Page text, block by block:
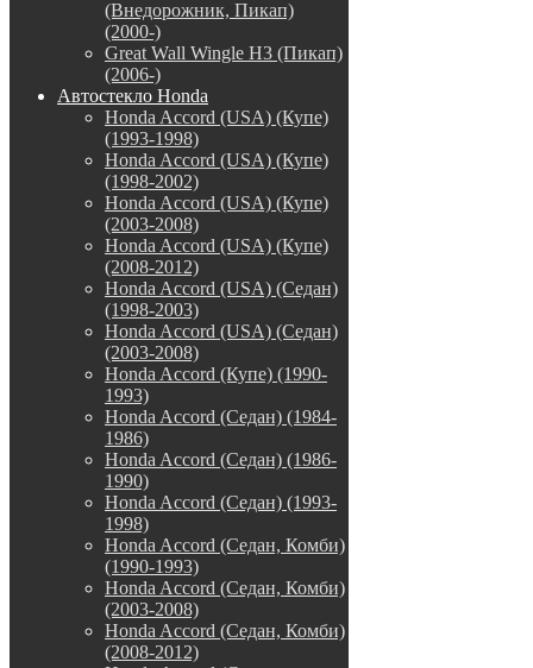
(Внедорожник, Пикап)
(2000-)
Great Wall Wingle H3 (Пикап)
(2006-)
Автостекло Honda
Honda Accord (USA) (Купе)
(1993-1998)
Honda Accord (USA) (Купе)
(1998-2002)
Honda Accord (USA) (Купе)
(2003-2008)
Honda Accord (USA) (Купе)
(2008-2012)
Honda Accord (USA) (Седан)
(1998-2003)
Honda Accord (USA) (Седан)
(2003-2008)
Honda Accord (Купе) (1990-
1993)
Honda Accord (Седан) (1984-
1986)
Honda Accord (Седан) (1986-
1990)
Honda Accord (Седан) (1993-
1998)
Honda Accord (Седан, Комби)
(1990-1993)
Honda Accord (Седан, Комби)
(2003-2008)
Honda Accord (Седан, Комби)
(2008-2012)